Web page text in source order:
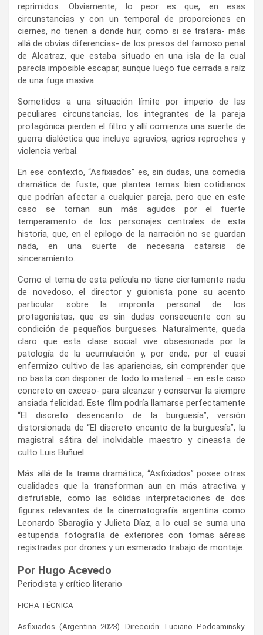
reprimidos. Obviamente, lo peor es que, en esas
circunstancias y con un temporal de proporciones en
ciernes, no tienen a donde huir, como si se tratara- más
allá de obvias diferencias- de los presos del famoso penal
de Alcatraz, que estaba situado en una isla de la cual
parecía imposible escapar, aunque luego fue cerrada a raíz
de una fuga masiva.
Sometidos a una situación límite por imperio de las
peculiares circunstancias, los integrantes de la pareja
protagónica pierden el filtro y allí comienza una suerte de
guerra dialéctica que incluye agravios, agrios reproches y
violencia verbal.
En ese contexto, “Asfixiados” es, sin dudas, una comedia
dramática de fuste, que plantea temas bien cotidianos
que podrían afectar a cualquier pareja, pero que en este
caso se tornan aun más agudos por el fuerte
temperamento de los personajes centrales de esta
historia, que, en el epilogo de la narración no se guardan
nada, en una suerte de necesaria catarsis de
sinceramiento.
Como el tema de esta película no tiene ciertamente nada
de novedoso, el director y guionista pone su acento
particular sobre la impronta personal de los
protagonistas, que es sin dudas consecuente con su
condición de pequeños burgueses. Naturalmente, queda
claro que esta clase social vive obsesionada por la
patología de la acumulación y, por ende, por el cuasi
enfermizo cultivo de las apariencias, sin comprender que
no basta con disponer de todo lo material – en este caso
concreto en exceso- para alcanzar y conservar la siempre
ansiada felicidad. Este film podría llamarse perfectamente
“El discreto desencanto de la burguesía”, versión
distorsionada de “El discreto encanto de la burguesía”, la
magistral sátira del inolvidable maestro y cineasta de
culto Luis Buñuel.
Más allá de la trama dramática, “Asfixiados” posee otras
cualidades que la transforman aun en más atractiva y
disfrutable, como las sólidas interpretaciones de dos
figuras relevantes de la cinematografía argentina como
Leonardo Sbaraglia y Julieta Díaz, a lo cual se suma una
estupenda fotografía de exteriores con tomas aéreas
registradas por drones y un esmerado trabajo de montaje.
Por Hugo Acevedo
Periodista y crítico literario
FICHA TÉCNICA
Asfixiados (Argentina 2023). Dirección: Luciano Podcaminsky.